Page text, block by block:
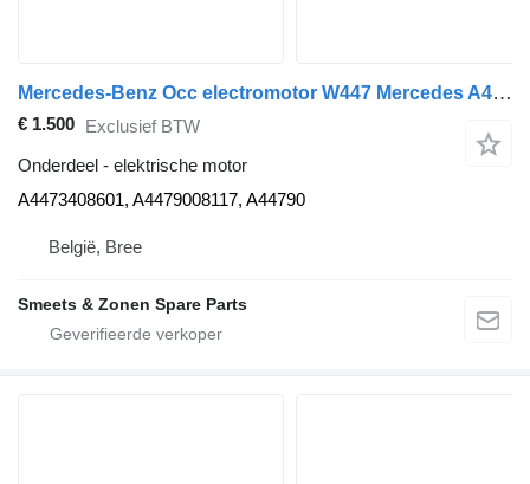
Mercedes-Benz Occ electromotor W447 Mercedes A4473408601 elektrische motor voor auto
€ 1.500 Exclusief BTW
Onderdeel - elektrische motor
A4473408601, A4479008117, A44790
België, Bree
Smeets & Zonen Spare Parts